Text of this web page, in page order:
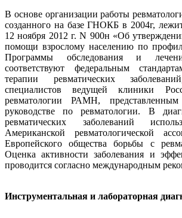
В основе организации работы
созданного на базе ГНОКБ в 2004г,
12 ноября 2012 г. N 900н «Об
помощи взрослому населению по
Программы обследования и
соответствуют федеральным
терапии ревматических
специалистов ведущей клиники
ревматологии РАМН,
руководстве по ревматологии. В
ревматических заболеваний
Американской ревматологической
Европейского общества борьбы с
Оценка активности заболевания и
проводится согласно международным
Инструментальная и лабораторная